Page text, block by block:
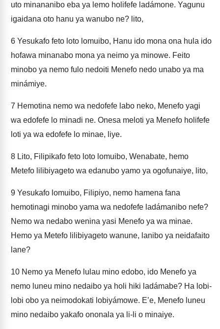
uto minananibo eba ya lemo holifefe ladámone. Yagunu
igaidana oto hanu ya wanubo ne? lito,
6 Yesukafo feto loto lomuibo, Hanu ido mona ona hula ido
hofawa minanabo mona ya neimo ya minowe. Feito
minobo ya nemo fulo nedoiti Menefo nedo unabo ya ma
minámiye.
7 Hemotina nemo wa nedofefe labo neko, Menefo yagi
wa edofefe lo minadi ne. Onesa meloti ya Menefo holifefe
loti ya wa edofefe lo minae, liye.
8 Lito, Filipikafo feto loto lomuibo, Wenabate, hemo
Metefo lilibiyageto wa edanubo yamo ya ogofunaiye, lito,
9 Yesukafo lomuibo, Filipiyo, nemo hamena fana
hemotinagi minobo yama wa nedofefe ladámanibo nefe?
Nemo wa nedabo wenina yasi Menefo ya wa minae.
Hemo ya Metefo lilibiyageto wanune, lanibo ya neidafaito
lane?
10 Nemo ya Menefo lulau mino edobo, ido Menefo ya
nemo luneu mino nedaibo ya holi hiki ladámabe? Ha lobi-
lobi obo ya neimodokati lobiyámowe. E’e, Menefo luneu
mino nedaibo yakafo ononala ya li-li o minaiye.